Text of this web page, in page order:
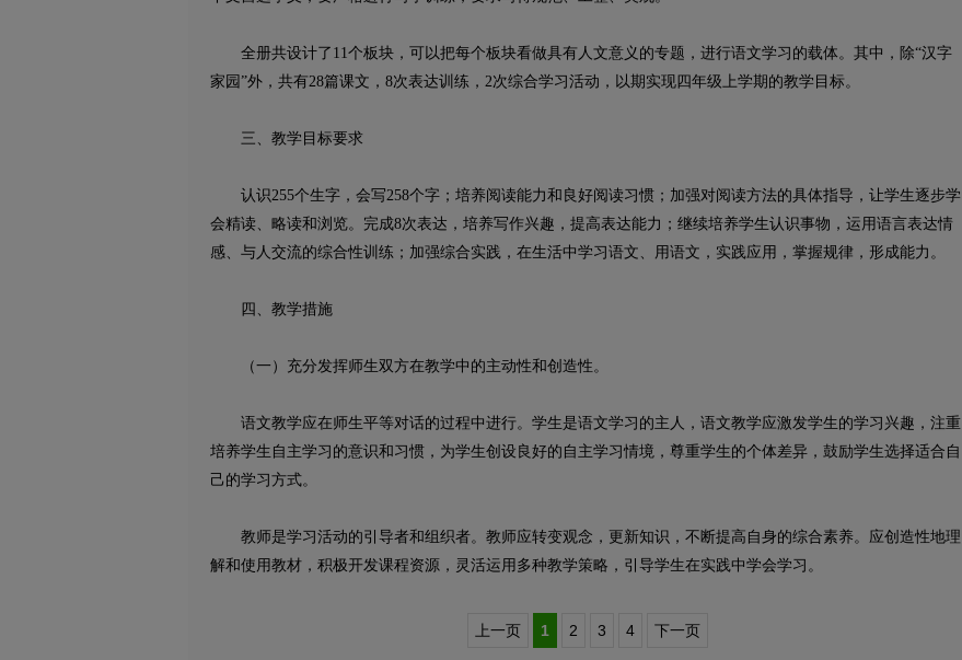
全册共设计了11个板块，可以把每个板块看做具有人文意义的专题，进行语文学习的载体。其中，除“汉字
家园”外，共有28篇课文，8次表达训练，2次综合学习活动，以期实现四年级上学期的教学目标。
三、教学目标要求
认识255个生字，会写258个字；培养阅读能力和良好阅读习惯；加强对阅读方法的具体指导，让学生逐步学
会精读、略读和浏览。完成8次表达，培养写作兴趣，提高表达能力；继续培养学生认识事物，运用语言表达情
感、与人交流的综合性训练；加强综合实践，在生活中学习语文、用语文，实践应用，掌握规律，形成能力。
四、教学措施
（一）充分发挥师生双方在教学中的主动性和创造性。
语文教学应在师生平等对话的过程中进行。学生是语文学习的主人，语文教学应激发学生的学习兴趣，注重
培养学生自主学习的意识和习惯，为学生创设良好的自主学习情境，尊重学生的个体差异，鼓励学生选择适合自
己的学习方式。
教师是学习活动的引导者和组织者。教师应转变观念，更新知识，不断提高自身的综合素养。应创造性地理
解和使用教材，积极开发课程资源，灵活运用多种教学策略，引导学生在实践中学会学习。
上一页 1 2 3 4 下一页